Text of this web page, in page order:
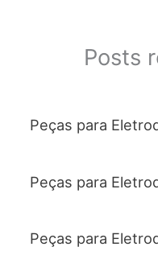
Posts
Peças para
Peças para
Peças para